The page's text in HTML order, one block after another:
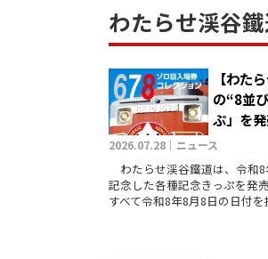
わたらせ渓谷
【わた
の“8並
ぷ」を
2026.07.28｜ニュース
わたらせ渓谷鐵道は、令和8
記念した各種記念きっぷを発
すべて令和8年8月8日の日付